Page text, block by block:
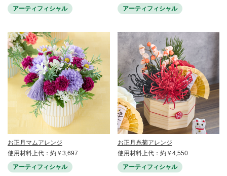
アーティフィシャル
アーティフィシャル
お正月マムアレンジ
使用材料上代：約￥3,697
アーティフィシャル
お正月糸菊アレンジ
使用材料上代：約￥4,550
アーティフィシャル